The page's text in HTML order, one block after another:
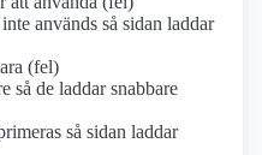
används så sidan laddar
(fel)
så de laddar snabbare
så sidan laddar